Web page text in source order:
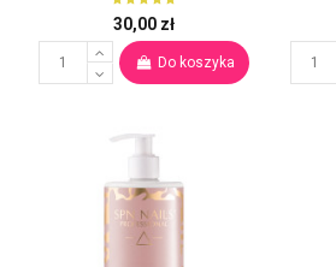
30,00 zł
Do koszyka